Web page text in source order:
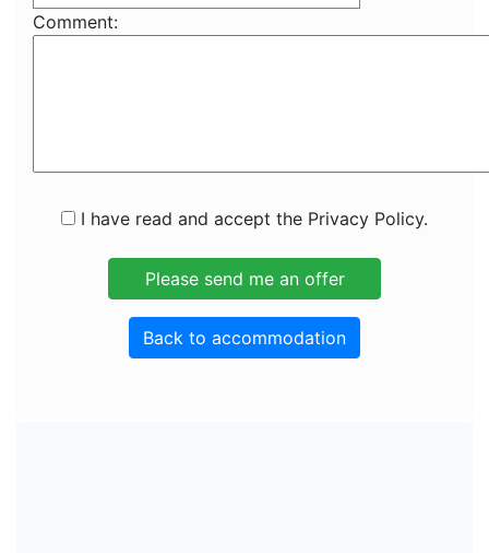
Comment:
I have read and accept the Privacy Policy.
Back to accommodation